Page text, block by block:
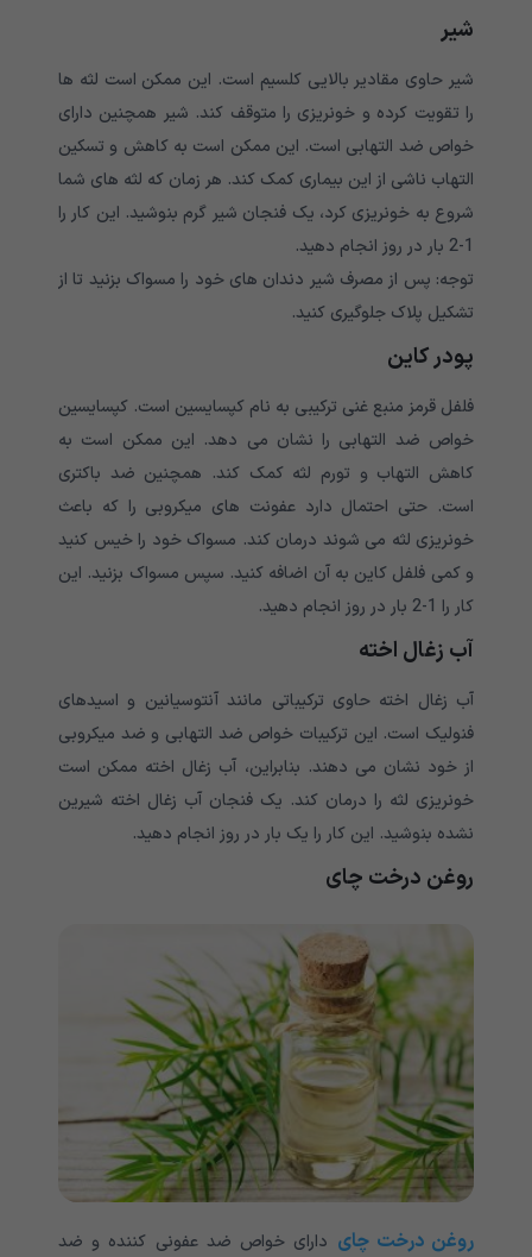
شیر
شیر حاوی مقادیر بالایی کلسیم است. این ممکن است لثه ها
را تقویت کرده و خونریزی را متوقف کند. شیر همچنین دارای
خواص ضد التهابی است. این ممکن است به کاهش و تسکین
التهاب ناشی از این بیماری کمک کند. هر زمان که لثه های شما
شروع به خونریزی کرد، یک فنجان شیر گرم بنوشید. این کار را
1-2 بار در روز انجام دهید.
توجه: پس از مصرف شیر دندان های خود را مسواک بزنید تا از
تشکیل پلاک جلوگیری کنید.
پودر کاین
فلفل قرمز منبع غنی ترکیبی به نام کپسایسین است. کپسایسین
خواص ضد التهابی را نشان می دهد. این ممکن است به
کاهش التهاب و تورم لثه کمک کند. همچنین ضد باکتری
است. حتی احتمال دارد عفونت های میکروبی را که باعث
خونریزی لثه می شوند درمان کند. مسواک خود را خیس کنید
و کمی فلفل کاین به آن اضافه کنید. سپس مسواک بزنید. این
کار را 1-2 بار در روز انجام دهید.
آب زغال اخته
آب زغال اخته حاوی ترکیباتی مانند آنتوسیانین و اسیدهای
فنولیک است. این ترکیبات خواص ضد التهابی و ضد میکروبی
از خود نشان می دهند. بنابراین، آب زغال اخته ممکن است
خونریزی لثه را درمان کند. یک فنجان آب زغال اخته شیرین
نشده بنوشید. این کار را یک بار در روز انجام دهید.
روغن درخت چای
روغن درخت چای دارای خواص ضد عفونی کننده و ضد